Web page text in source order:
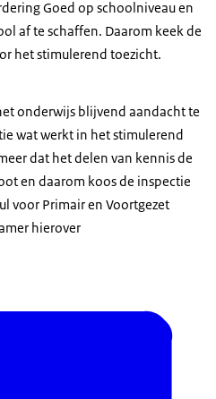
Goed op schoolniveau en
af te schaffen. Daarom keek de
het stimulerend toezicht.
onderwijs blijvend aandacht te
wat werkt in het stimulerend
dat het delen van kennis de
en daarom koos de inspectie
voor Primair en Voortgezet
hierover